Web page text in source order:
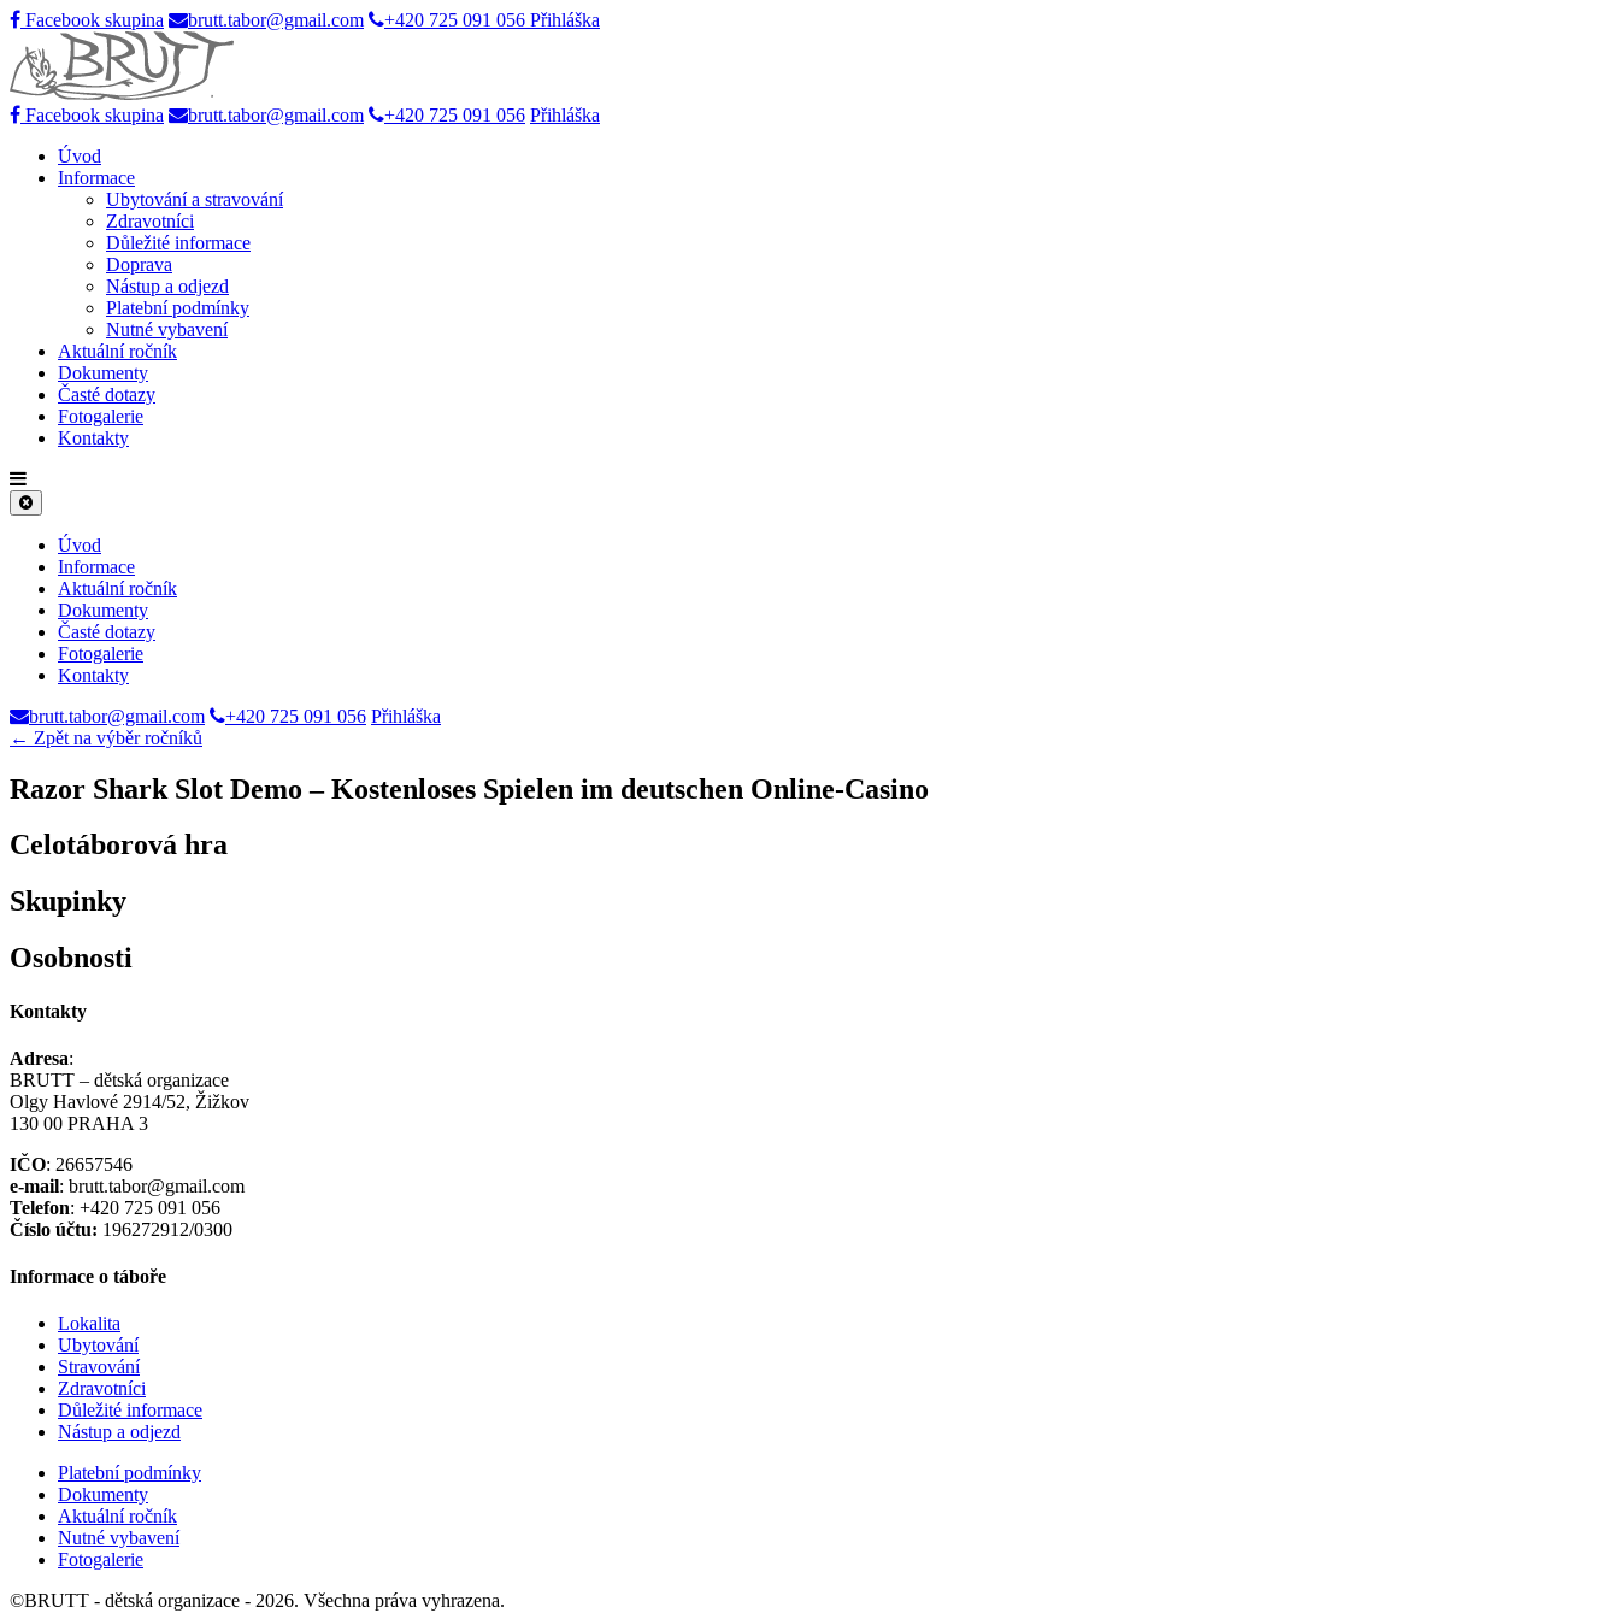
Facebook skupina brutt.tabor@gmail.com +420 725 091 056 Přihláška
Facebook skupina brutt.tabor@gmail.com +420 725 091 056 Přihláška
Úvod
Informace
Ubytování a stravování
Zdravotníci
Důležité informace
Doprava
Nástup a odjezd
Platební podmínky
Nutné vybavení
Aktuální ročník
Dokumenty
Časté dotazy
Fotogalerie
Kontakty
Úvod
Informace
Aktuální ročník
Dokumenty
Časté dotazy
Fotogalerie
Kontakty
brutt.tabor@gmail.com
+420 725 091 056 Přihláška
← Zpět na výběr ročníků
Razor Shark Slot Demo – Kostenloses Spielen im deutschen Online-Casino
Celotáborová hra
Skupinky
Osobnosti
Kontakty
Adresa:
BRUTT – dětská organizace
Olgy Havlové 2914/52, Žižkov
130 00 PRAHA 3
IČO: 26657546
e-mail: brutt.tabor@gmail.com
Telefon: +420 725 091 056
Číslo účtu: 196272912/0300
Informace o táboře
Lokalita
Ubytování
Stravování
Zdravotníci
Důležité informace
Nástup a odjezd
Platební podmínky
Dokumenty
Aktuální ročník
Nutné vybavení
Fotogalerie
©BRUTT - dětská organizace - 2026. Všechna práva vyhrazena.